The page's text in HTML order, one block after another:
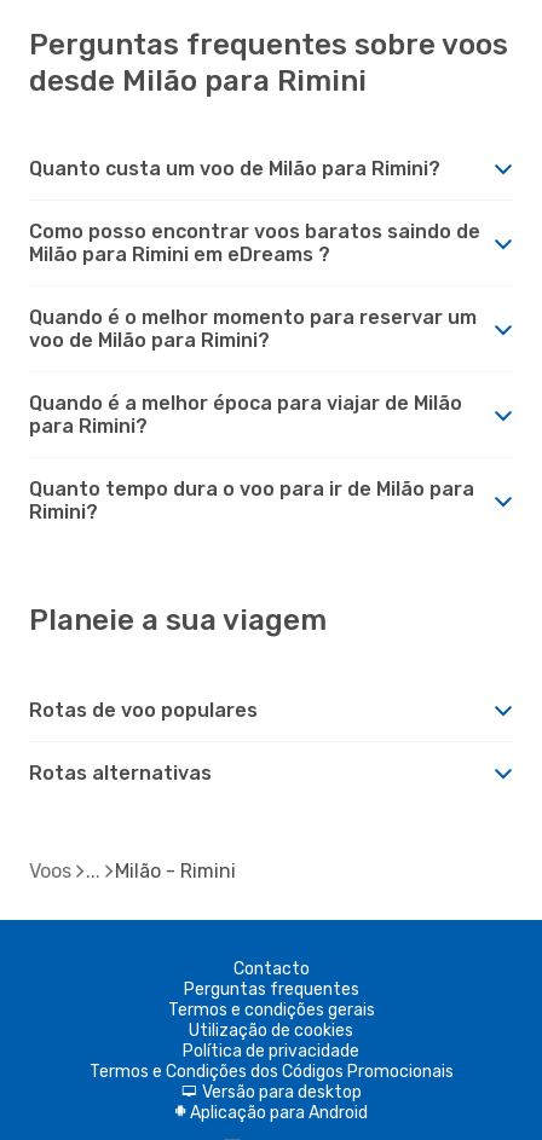
Perguntas frequentes sobre voos
desde Milão para Rimini
Quanto custa um voo de Milão para Rimini?
Como posso encontrar voos baratos saindo de
Milão para Rimini em eDreams ?
Quando é o melhor momento para reservar um
voo de Milão para Rimini?
Quando é a melhor época para viajar de Milão
para Rimini?
Quanto tempo dura o voo para ir de Milão para
Rimini?
Planeie a sua viagem
Rotas de voo populares
Rotas alternativas
Voos Milão - Rimini
Contacto
Perguntas frequentes
Termos e condições gerais
Utilização de cookies
Política de privacidade
Termos e Condições dos Códigos Promocionais
d Versão para desktop
A Aplicação para Android